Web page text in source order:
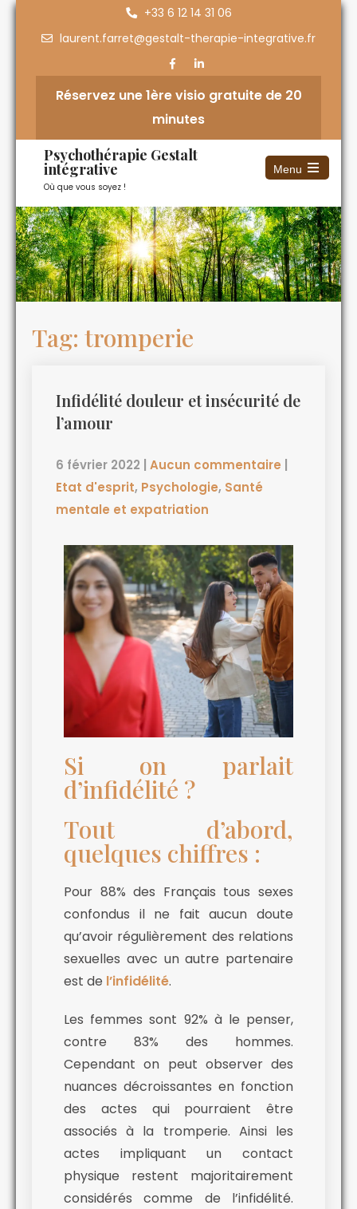
+33 6 12 14 31 06
laurent.farret@gestalt-therapie-integrative.fr
Réservez une 1ère visio gratuite de 20
minutes
Psychothérapie Gestalt
intégrative
Où que vous soyez !
Menu
Tag: tromperie
Infidélité douleur et insécurité de
l’amour
6 février 2022 Aucun commentaire
Etat d'esprit, Psychologie, Santé
mentale et expatriation
Si on parlait
d’infidélité ?
Tout d’abord,
quelques chiffres :
Pour 88% des Français tous sexes
confondus il ne fait aucun doute
qu’avoir régulièrement des relations
sexuelles avec un autre partenaire
est de l’infidélité.
Les femmes sont 92% à le penser,
contre 83% des hommes.
Cependant on peut observer des
nuances décroissantes en fonction
des actes qui pourraient être
associés à la tromperie. Ainsi les
actes impliquant un contact
physique restent majoritairement
considérés comme de l’infidélité.